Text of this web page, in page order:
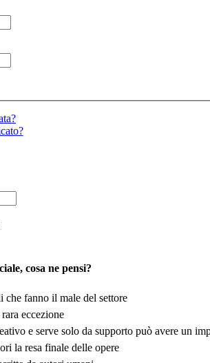
cosa ne pensi?
fanno il male del settore
eccezione
e serve solo da supporto può avere un
la resa finale delle opere